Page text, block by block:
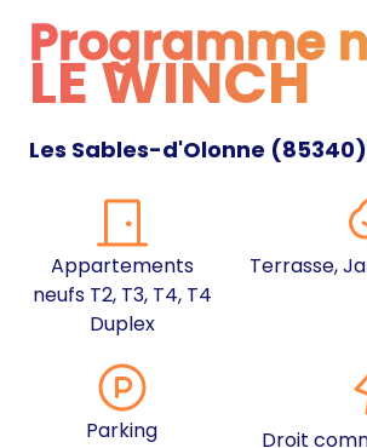
Programme
Programme
LE WINCH
Les Sables-d'Olonne (85340)
Appartements
neufs T2, T3, T4, T4
Duplex
Terrasse,
Parking
Droit